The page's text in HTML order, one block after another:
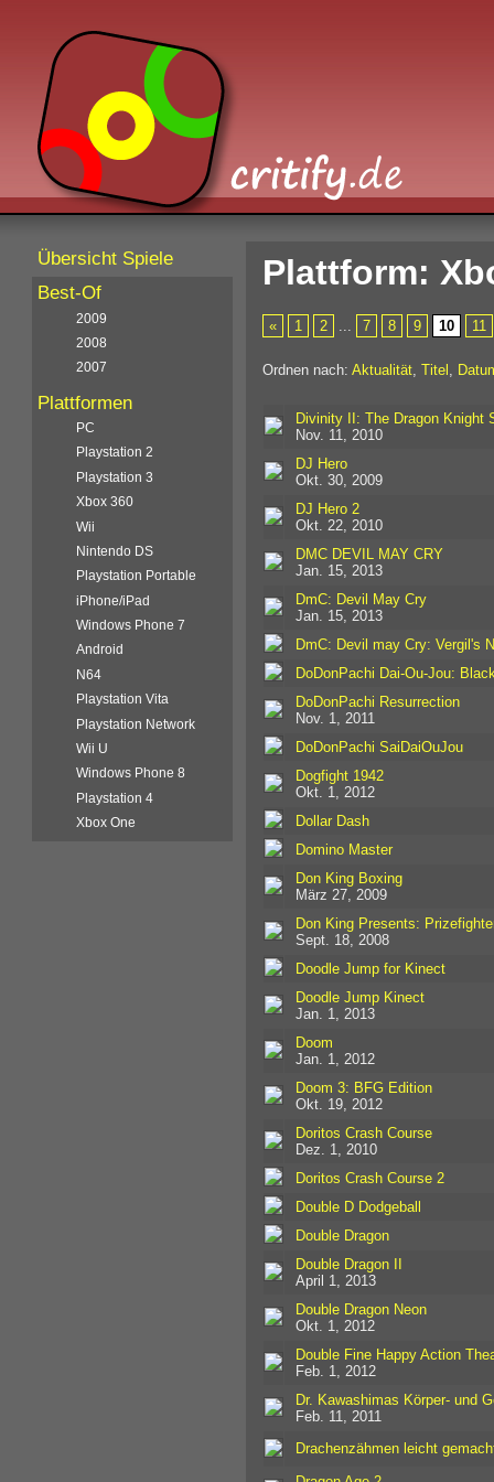
Plattform:
« 1 2 7 8 9 10 11
Ordnen nach: Aktualität, Titel
Divinity II: The Dragon Knight
Nov. 11, 2010
DJ Hero
Okt. 30, 2009
DJ Hero 2
Okt. 22, 2010
DMC DEVIL MAY CRY
Jan. 15, 2013
DmC: Devil May Cry
Jan. 15, 2013
DmC: Devil may Cry: Vergil's
DoDonPachi Dai-Ou-Jou:
DoDonPachi Resurrection
Nov. 1, 2011
DoDonPachi SaiDaiOuJou
Dogfight 1942
Okt. 1, 2012
Dollar Dash
Domino Master
Don King Boxing
März 27, 2009
Don King Presents:
Sept. 18, 2008
Doodle Jump for Kinect
Doodle Jump Kinect
Jan. 1, 2013
Doom
Jan. 1, 2012
Doom 3: BFG Edition
Okt. 19, 2012
Doritos Crash Course
Dez. 1, 2010
Doritos Crash Course 2
Double D Dodgeball
Double Dragon
Double Dragon II
April 1, 2013
Double Dragon Neon
Okt. 1, 2012
Double Fine Happy Action
Feb. 1, 2012
Dr. Kawashimas Körper- und
Feb. 11, 2011
Drachenzähmen leicht
Übersicht Spiele
Best-Of
2009
2008
2007
Plattformen
PC
Playstation 2
Playstation 3
Xbox 360
Wii
Nintendo DS
Playstation Portable
iPhone/iPad
Windows Phone 7
Android
N64
Playstation Vita
Playstation Network
Wii U
Windows Phone 8
Playstation 4
Xbox One